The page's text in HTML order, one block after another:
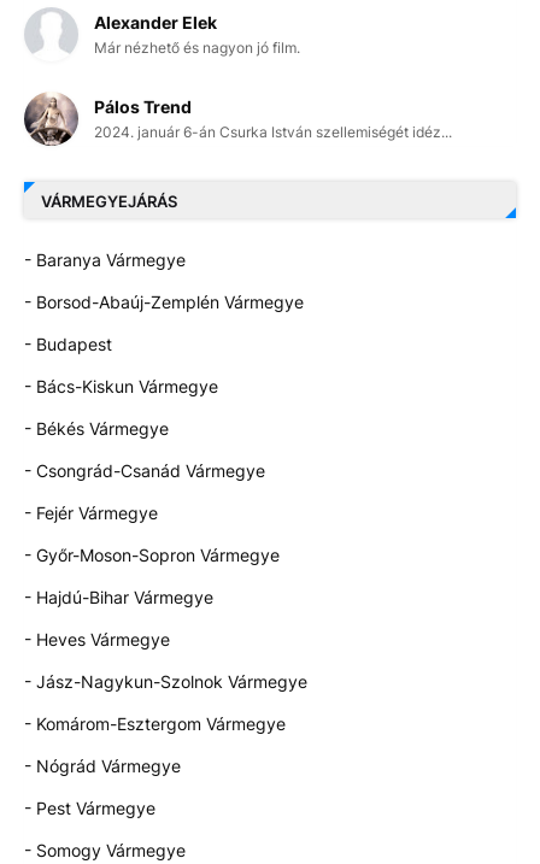
Alexander Elek
Már nézhető és nagyon jó film.
Pálos Trend
2024. január 6-án Csurka István szellemiségét idéz...
VÁRMEGYEJÁRÁS
- Baranya Vármegye
- Borsod-Abaúj-Zemplén Vármegye
- Budapest
- Bács-Kiskun Vármegye
- Békés Vármegye
- Csongrád-Csanád Vármegye
- Fejér Vármegye
- Győr-Moson-Sopron Vármegye
- Hajdú-Bihar Vármegye
- Heves Vármegye
- Jász-Nagykun-Szolnok Vármegye
- Komárom-Esztergom Vármegye
- Nógrád Vármegye
- Pest Vármegye
- Somogy Vármegye